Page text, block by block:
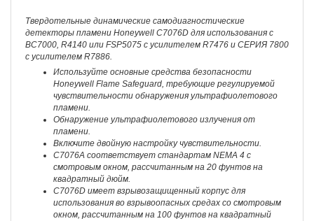
Твердотельные динамические самодиагностические
детекторы пламени Honeywell C7076D для использования с
BC7000, R4140 или FSP5075 с усилителем R7476 и СЕРИЯ 7800
с усилителем R7886.
Используйте основные средства безопасности
Honeywell Flame Safeguard, требующие регулируемой
чувствительности обнаружения ультрафиолетового
пламени.
Обнаружение ультрафиолетового излучения от
пламени.
Включите двойную настройку чувствительности.
C7076A соответствует стандартам NEMA 4 с
смотровым окном, рассчитанным на 20 фунтов на
квадратный дюйм.
C7076D имеет взрывозащищенный корпус для
использования во взрывоопасных средах со смотровым
окном, рассчитанным на 100 фунтов на квадратный